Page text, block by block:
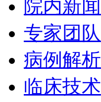
院内新闻
专家团队
病例解析
临床技术